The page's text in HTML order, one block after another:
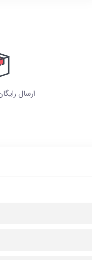
ارسال